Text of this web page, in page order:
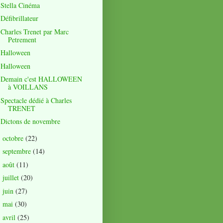
Stella Cinéma
Défibrillateur
Charles Trenet par Marc
Petrement
Halloween
Halloween
Demain c'est HALLOWEEN
à VOILLANS
Spectacle dédié à Charles
TRENET
Dictons de novembre
octobre (22)
septembre (14)
août (11)
juillet (20)
juin (27)
mai (30)
avril (25)